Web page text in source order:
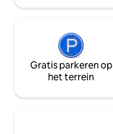
Gratis parkeren op
het terrein